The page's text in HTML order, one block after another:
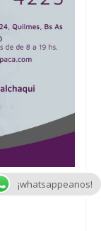
¡whatsappeanos!